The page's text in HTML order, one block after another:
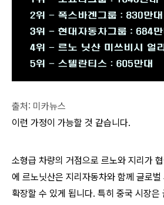
출처: 미카뉴스
이런 가정이 가능할 것 같습니다.
소형급 차량의 거점으로 르노와 지리가
에 르노닛산은 지리자동차와 함께 글로벌
확장할 수 있게 됩니다. 특히 중국 시장은